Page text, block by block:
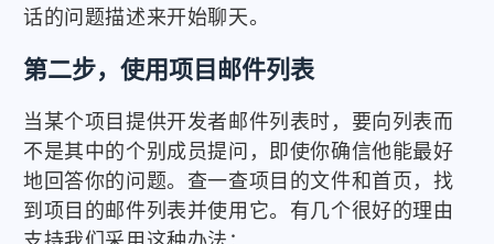
话的问题描述来开始聊天。
第二步，使用项目邮件列表
当某个项目提供开发者邮件列表时，要向列表而
不是其中的个别成员提问，即使你确信他能最好
地回答你的问题。查一查项目的文件和首页，找
到项目的邮件列表并使用它。有几个很好的理由